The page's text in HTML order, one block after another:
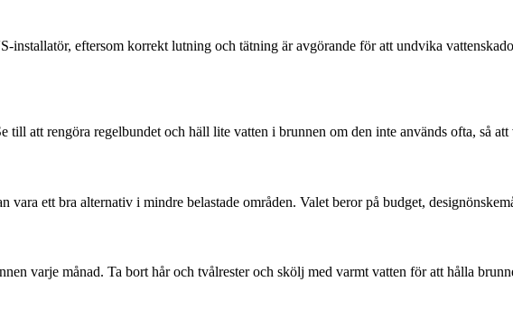
installatör, eftersom korrekt lutning och tätning är avgörande för att undvika
att rengöra regelbundet och häll lite vatten i brunnen om den inte används ofta, så
ett bra alternativ i mindre belastade områden. Valet beror på budget,
varje månad. Ta bort hår och tvålrester och skölj med varmt vatten för att hålla